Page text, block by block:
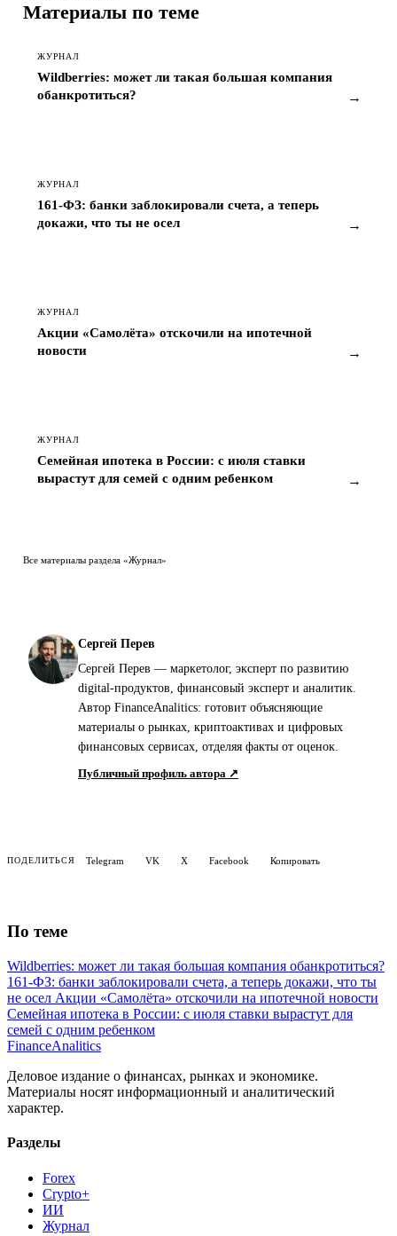
Wildberries: может ли такая большая компания
обанкротиться?
161-ФЗ: банки заблокировали счета, а теперь
докажи, что ты не осел
Акции «Самолёта» отскочили на ипотечной
новости
Семейная ипотека в России: с июля ставки
вырастут для семей с одним ребенком
Сергей Перев — маркетолог, эксперт по развитию
digital-продуктов, финансовый эксперт и аналитик.
Автор FinanceAnalitics: готовит объясняющие
материалы о рынках, криптоактивах и цифровых
финансовых сервисах, отделяя факты от оценок.
Публичный профиль автора ↗
Wildberries: может ли такая большая компания обанкротиться?
161-ФЗ: банки заблокировали счета, а теперь докажи, что ты
не осел Акции «Самолёта» отскочили на ипотечной новости
Семейная ипотека в России: с июля ставки вырастут для
семей с одним ребенком
FinanceAnalitics
Деловое издание о финансах, рынках и экономике.
Материалы носят информационный и аналитический
характер.
Разделы
Crypto+
ИИ
Журнал
Рейтинги